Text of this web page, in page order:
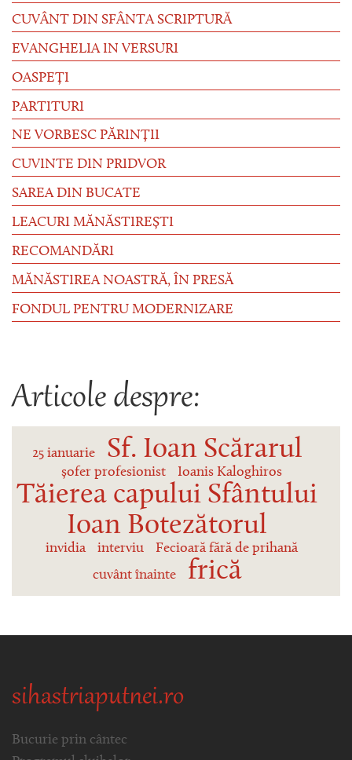
CUVÂNT DIN SFÂNTA SCRIPTURĂ
EVANGHELIA IN VERSURI
OASPEȚI
PARTITURI
NE VORBESC PĂRINȚII
CUVINTE DIN PRIDVOR
SAREA DIN BUCATE
LEACURI MĂNĂSTIREȘTI
RECOMANDĂRI
MĂNĂSTIREA NOASTRĂ, ÎN PRESĂ
FONDUL PENTRU MODERNIZARE
Articole despre:
25 ianuarie Sf. Ioan Scărarul
șofer profesionist Ioanis Kaloghiros
Tăierea capului Sfântului
Ioan Botezătorul
invidia interviu
Fecioară fără de prihană
cuvânt înainte
frică
sihastriaputnei.ro
Bucurie prin cântec